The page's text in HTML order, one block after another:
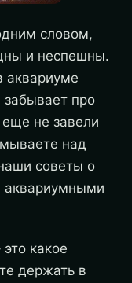
словом,
и неспешны.
аквариуме
забывает про
не завели
над
советы о
аквариумными
какое
держать в